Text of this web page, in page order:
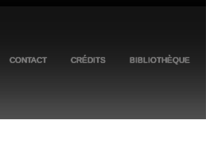
CONTACT CRÉDITS BIBLIOTHÈQUE